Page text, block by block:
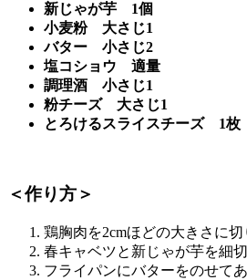
新じゃが芋 1個
小麦粉 大さじ1
バター 小さじ2
塩コショウ 適量
調理酒 小さじ1
粉チーズ 大さじ1
とろけるスライスチーズ 1枚
＜作り方＞
鶏胸肉を2cmほどの大きさに
春キャベツと新じゃが芋を細
フライパンにバターをのせて